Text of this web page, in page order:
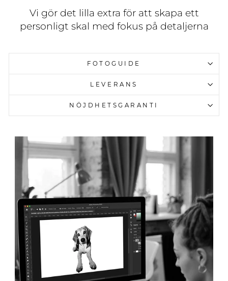
Vi gör det lilla extra för att skapa ett
personligt skal med fokus på detaljerna
FOTOGUIDE
LEVERANS
NÖJDHETSGARANTI